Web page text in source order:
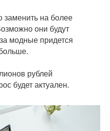
на более
они будут
модные придется
рублей
будет актуален.